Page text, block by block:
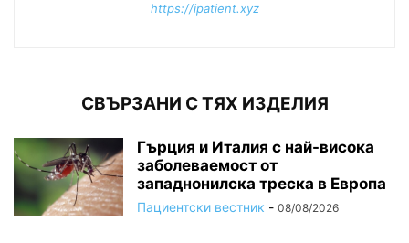
https://ipatient.xyz
СВЪРЗАНИ С ТЯХ ИЗДЕЛИЯ
Гърция и Италия с най-висока
заболеваемост от
западнонилска треска в Европа
Пациентски вестник - 08/08/2026